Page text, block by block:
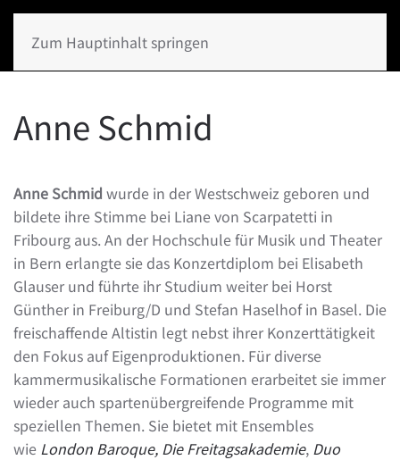
Zum Hauptinhalt springen
Anne Schmid
Anne Schmid wurde in der Westschweiz geboren und
bildete ihre Stimme bei Liane von Scarpatetti in
Fribourg aus. An der Hochschule für Musik und Theater
in Bern erlangte sie das Konzertdiplom bei Elisabeth
Glauser und führte ihr Studium weiter bei Horst
Günther in Freiburg/D und Stefan Haselhof in Basel. Die
freischaffende Altistin legt nebst ihrer Konzerttätigkeit
den Fokus auf Eigenproduktionen. Für diverse
kammermusikalische Formationen erarbeitet sie immer
wieder auch spartenübergreifende Programme mit
speziellen Themen. Sie bietet mit Ensembles
wie London Baroque, Die Freitagsakademie, Duo